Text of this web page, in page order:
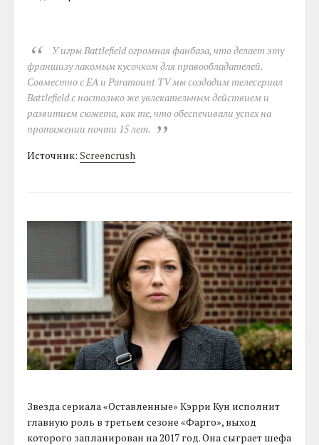
У игры Battlefield огромная фанбаза, что делает эту
франшизу лакомым кусочком для правообладателей.
Совместно с EA и Paramount TV мы создадим телесериал
Battlefield с настолько же увлекательным действием и
развитием сюжета, как те, что обеспечивали успех на
протяжении почти 15 лет.
Источник:Screencrush
Звезда сериала «Оставленные» Кэрри Кун исполнит
главную роль в третьем сезоне «Фарго», выход
которого запланирован на 2017 год. Она сыграет шефа